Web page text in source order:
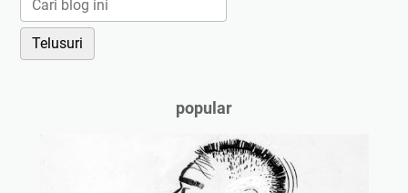
popular